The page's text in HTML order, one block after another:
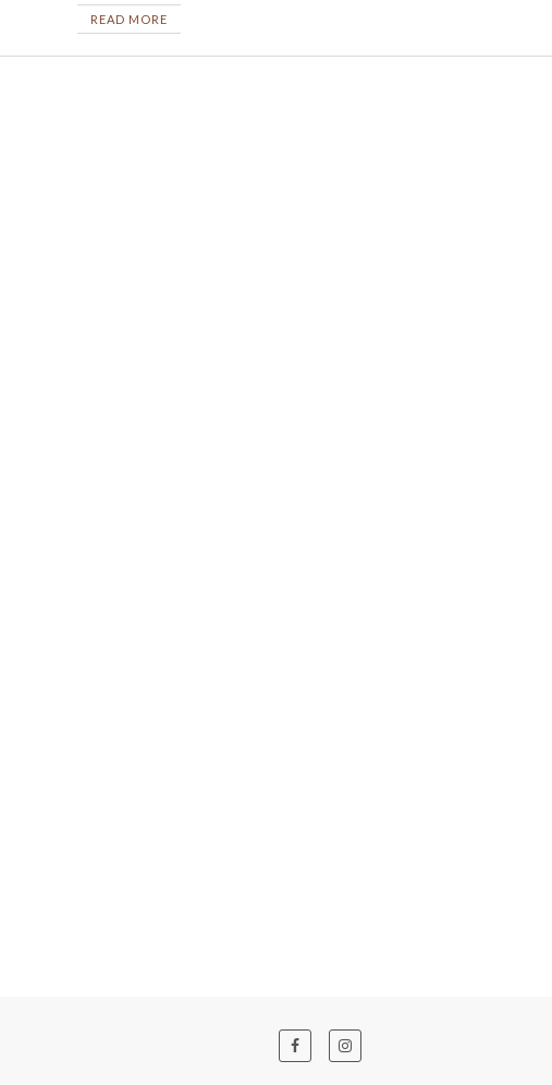
READ MORE